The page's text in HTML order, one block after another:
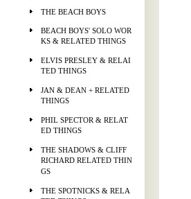
THE BEACH BOYS
BEACH BOYS' SOLO WOR
KS & RELATED THINGS
ELVIS PRESLEY & RELAI
TED THINGS
JAN & DEAN + RELATED
THINGS
PHIL SPECTOR & RELAT
ED THINGS
THE SHADOWS & CLIFF
RICHARD RELATED THIN
GS
THE SPOTNICKS & RELA